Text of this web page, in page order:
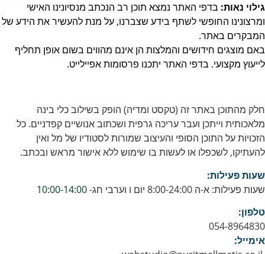
גילוי נאות: בדפי האתר נמצא תוכן רב הנכתב מנסיונינו האישי
ומרצונינו החופשי לשתף בידע שצברנו, על מנת להעשיר את הידע של
המבקרים באתר.
באם מוצגים חידושים והמלצות הן אינם מהווים בשום אופן תחליף
לייעוץ מקצועי. בדפי האתר יתכנו פרסומות אפיילייט.
חלק מהתוכן באתר זה (טקסט ומדיה) הופק בשילוב כלי בינה
מלאכותית וייתכן ועבר עריכה גרפית ושכתוב אנושיים קפדניים. כל
הזכויות על התוכן הסופי והעיצוב שמורות לסטודיו של מל ואין
להעתיקו, לשכפלו או לעשות בו שימוש ללא אישור מראש ובכתב.
שעות פעילות:
שעות פעילות: א-ה 8:00-24:00 יום ו וערבי חג-
10:00-14:00
טלפון:
054-8964830
אימייל: